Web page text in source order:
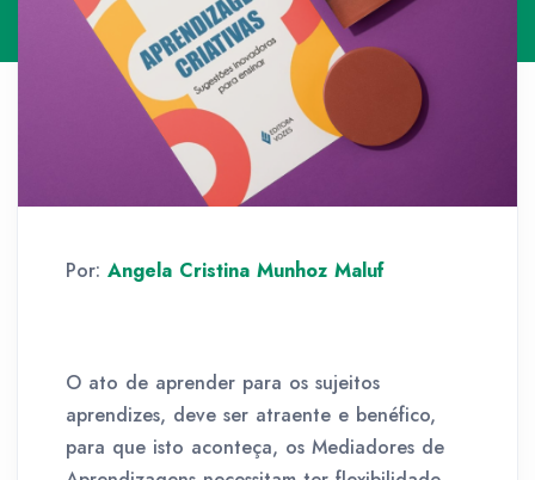
Por: Angela Cristina Munhoz Maluf
O ato de aprender para os sujeitos
aprendizes, deve ser atraente e benéfico,
para que isto aconteça, os Mediadores de